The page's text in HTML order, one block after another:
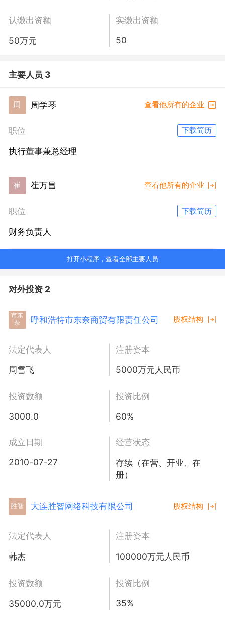
认缴出资额
50万元
实缴出资额
50
主要人员 3
周 周学琴 查看他所有的企业
职位 下载简历
执行董事兼总经理
崔 崔万昌 查看他所有的企业
职位 下载简历
财务负责人
打开小程序，查看全部主要人员
对外投资 2
市东
奈
呼和浩特市东奈商贸有限责任公司 股权结构
法定代表人
周雪飞
注册资本
5000万元人民币
投资数额
3000.0
投资比例
60%
成立日期
2010-07-27
经营状态
存续（在营、开业、在
册）
胜智 大连胜智网络科技有限公司 股权结构
法定代表人
韩杰
注册资本
100000万元人民币
投资数额
35000.0万元
投资比例
35%